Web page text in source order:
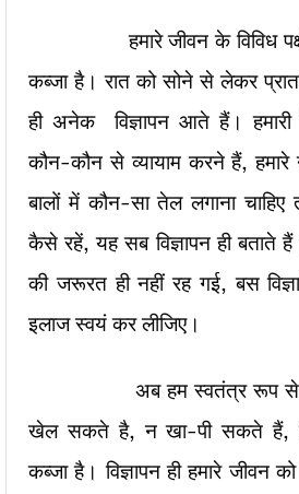
हमारे जीवन के विविध पक्षों
कब्जा है। रात को सोने से लेकर
ही अनेक विज्ञापन आते हैं। हमारी
कौन-कौन से व्यायाम करने हैं, हमारे
बालों में कौन-सा तेल लगाना
कैसे रहें, यह सब विज्ञापन ही
की जरूरत ही नहीं रह गई, बस
इलाज स्वयं कर लीजिए।
अब हम स्वतंत्र रूप से न
खेल सकते है, न खा-पी सकते हैं,
कब्जा है। विज्ञापन ही हमारे जीवन